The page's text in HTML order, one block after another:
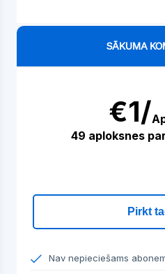
SĀKUMA
€1/
49 aploksnes
Pirkt
Nav nepieciešams